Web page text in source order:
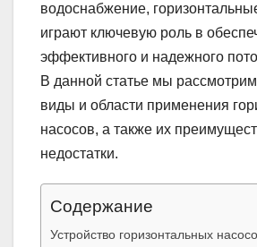
водоснабжение,
играют ключевую роль в
эффективного и надежного
В данной статье мы рассмотрим
виды и области применения
насосов, а также их
недостатки.
Содержание
Устройство горизонтальных